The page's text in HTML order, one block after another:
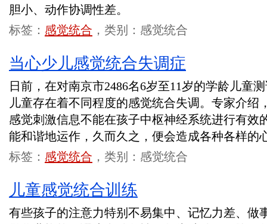
胆小、动作协调性差。
标签： 感觉统合 ，类别：感觉统合
当心少儿感觉统合失调症
日前，在对南京市2486名6岁至11岁的学龄儿童
儿童存在着不同程度的感觉统合失调。专家介绍
感觉刺激信息不能在孩子中枢神经系统进行有效
能和谐地运作，久而久之，便会造成各种各样的
标签： 感觉统合 ，类别：感觉统合
儿童感觉统合训练
有些孩子的注意力特别不易集中、记忆力差、做